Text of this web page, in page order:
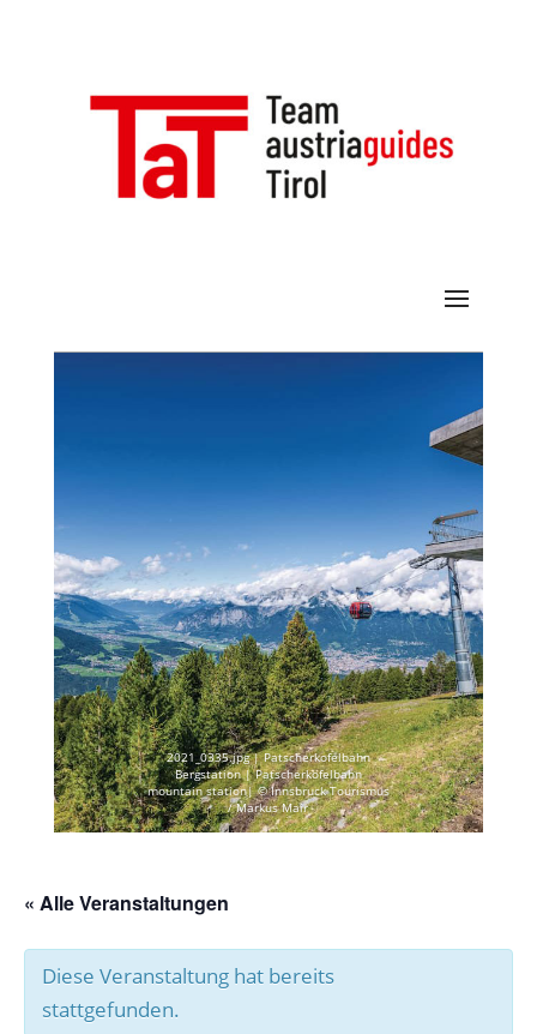
2021_0335.jpg | Patscherkofelbahn
Bergstation | Patscherkofelbahn
mountain station| © Innsbruck Tourismus
/ Markus Mair
« Alle Veranstaltungen
Diese Veranstaltung hat bereits
stattgefunden.